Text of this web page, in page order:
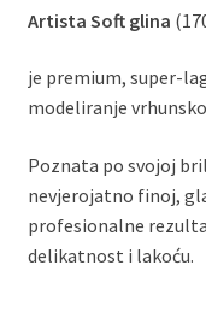
Artista Soft glina
je premium, super-
modeliranje
Poznata po svojoj
nevjerojatno finoj,
profesionalne
delikatnost i lakoću.